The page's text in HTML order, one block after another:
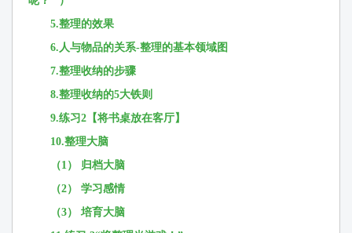
5.整理的效果
6.人与物品的关系-整理的基本领域图
7.整理收纳的步骤
8.整理收纳的5大铁则
9.练习2【将书桌放在客厅】
10.整理大脑
（1） 归档大脑
（2） 学习感情
（3） 培育大脑